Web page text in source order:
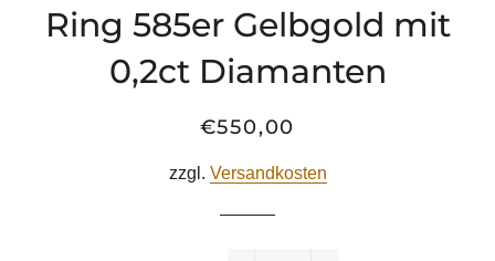
Ring 585er Gelbgold mit
0,2ct Diamanten
Normaler
Sonderpreis
€550,00
zzgl. Versandkosten